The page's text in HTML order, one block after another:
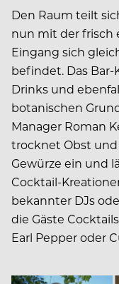
Den Raum teilt
nun mit der frisch
Eingang sich
befindet. Das
Drinks und
botanischen
Manager Roman
trocknet Obst und
Gewürze ein und
Cocktail-
bekannter DJs
die Gäste
Earl Pepper oder